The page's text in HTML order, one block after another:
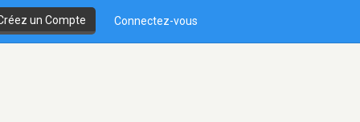
un Compte Connectez-vous